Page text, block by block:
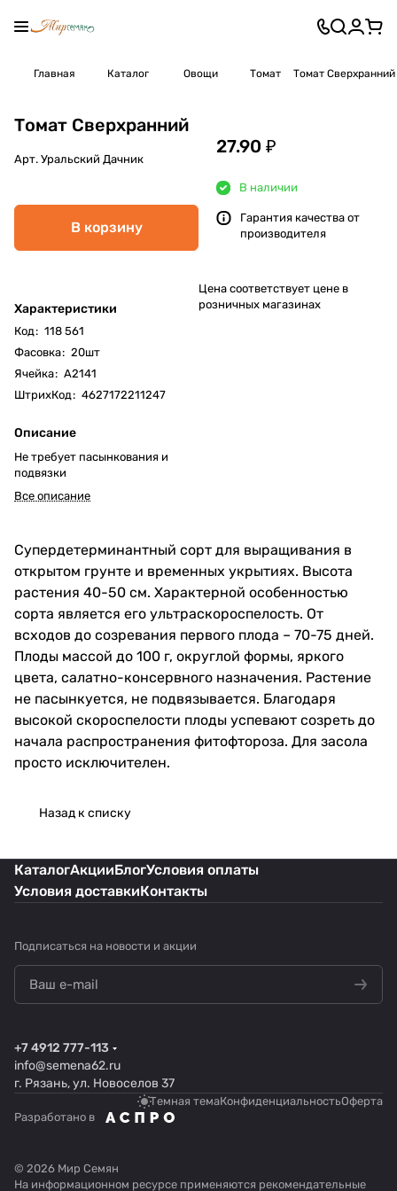
Главная Каталог Овощи Томат Томат Сверхранний
Томат Сверхранний
Арт. Уральский Дачник
В корзину
Характеристики
Код: 118 561
Фасовка: 20шт
Ячейка: А2141
ШтрихКод: 4627172211247
Описание
Не требует пасынкования и
подвязки
Все описание
27.90 ₽
В наличии
Гарантия качества от
производителя
Цена соответствует цене в
розничных магазинах
Супердетерминантный сорт для выращивания в
открытом грунте и временных укрытиях. Высота
растения 40-50 см. Характерной особенностью
сорта является его ультраскороспелость. От
всходов до созревания первого плода – 70-75 дней.
Плоды массой до 100 г, округлой формы, яркого
цвета, салатно-консервного назначения. Растение
не пасынкуется, не подвязывается. Благодаря
высокой скороспелости плоды успевают созреть до
начала распространения фитофтороза. Для засола
просто исключителен.
Назад к списку
КаталогАкцииБлогУсловия оплаты
Условия доставкиКонтакты
Подписаться на новости и акции
+7 4912 777-113
info@semena62.ru
г. Рязань, ул. Новоселов 37
Темная темаКонфиденциальностьОферта
Разработано в
© 2026 Мир Семян
На информационном ресурсе применяются рекомендательные